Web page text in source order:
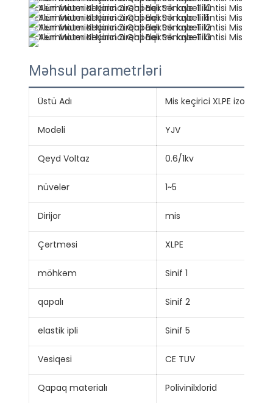
Məhsul parametrləri
Üstü Adı Mis keçirici XLPE
Modeli YJV
Qeyd Voltaz 0.6/1kv
nüvələr 1~5
Dirijor mis
Çərtməsi XLPE
möhkəm Sinif 1
qapalı Sinif 2
elastik ipli Sinif 5
Vəsiqəsi CE TUV
Qapaq materialı Polivinilxlorid